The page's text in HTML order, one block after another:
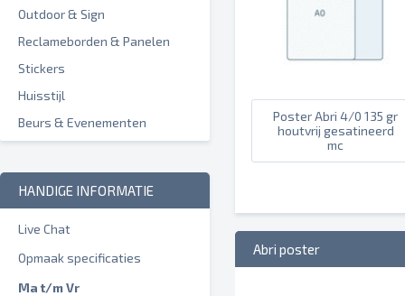
Outdoor & Sign
Reclameborden & Panelen
Stickers
Huisstijl
Beurs & Evenementen
HANDIGE INFORMATIE
Live Chat
Opmaak specificaties
Ma t/m Vr
Poster Abri 4/0 135 gr
houtvrij gesatineerd
mc
Abri poster